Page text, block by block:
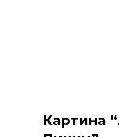
Картина